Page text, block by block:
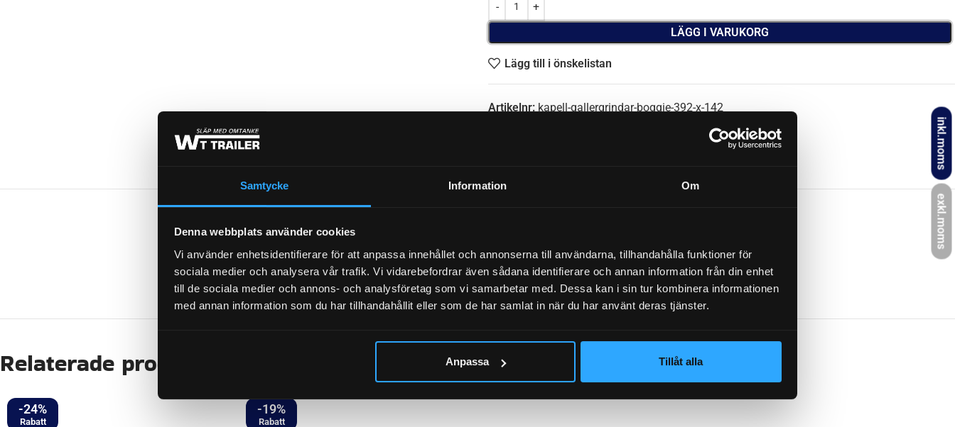
Samtycke Information Om
Denna webbplats använder cookies
Vi använder enhetsidentifierare för att anpassa innehållet och annonserna till användarna, tillhandahålla funktioner för
sociala medier och analysera vår trafik. Vi vidarebefordrar även sådana identifierare och annan information från din enhet
till de sociala medier och annons- och analysföretag som vi samarbetar med. Dessa kan i sin tur kombinera informationen
med annan information som du har tillhandahållit eller som de har samlat in när du har använt deras tjänster.
Anpassa Tillåt alla
inkl.moms
exkl.moms
LÄGG I VARUKORG
Lägg till i önskelistan
Artikelnr: kapell-gallergrindar-boggie-392-x-142
VIKT 36 kg
Relaterade produkter
-24% -19%